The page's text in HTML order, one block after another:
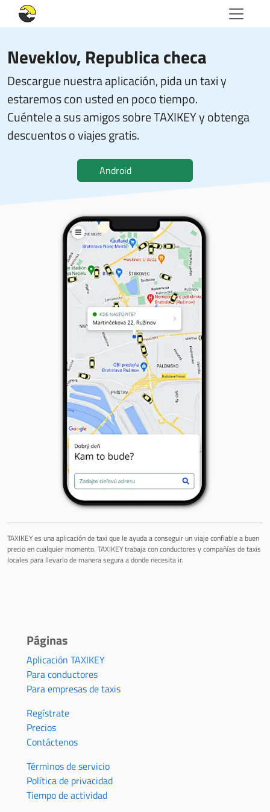
Neveklov, Republica checa
Descargue nuestra aplicación, pida un taxi y
estaremos con usted en poco tiempo.
Cuéntele a sus amigos sobre TAXIKEY y obtenga
descuentos o viajes gratis.
Android
TAXIKEY es una aplicación de taxi que le ayuda a conseguir un viaje confiable a buen
precio en cualquier momento. TAXIKEY trabaja con conductores y compañías de taxis
locales para llevarlo de manera segura a donde necesita ir.
Páginas
Aplicación TAXIKEY
Para conductores
Para empresas de taxis
Regístrate
Precios
Contáctenos
Términos de servicio
Política de privacidad
Tiempo de actividad